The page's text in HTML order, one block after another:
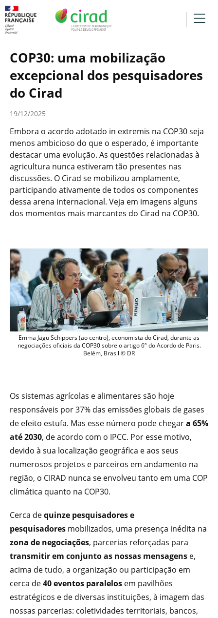
COP30: uma mobilização
excepcional dos pesquisadores
do Cirad
19/12/2025
Embora o acordo adotado in extremis na COP30 seja
menos ambicioso do que o esperado, é importante
destacar uma evolução. As questões relacionadas à
agricultura nunca estiveram tão presentes nas
discussões. O Cirad se mobilizou amplamente,
participando ativamente de todos os componentes
dessa arena internacional. Veja em imagens alguns
dos momentos mais marcantes do Cirad na COP30.
emma jagu schippers Cirad RINGO
Emma Jagu Schippers (ao centro), economista do Cirad, durante as
negociações oficiais da COP30 sobre o artigo 6º do Acordo de Paris.
Belém, Brasil © DR
Os sistemas agrícolas e alimentares são hoje
responsáveis por 37% das emissões globais de gases
de efeito estufa. Mas esse número pode chegara 65%
até 2030, de acordo com o IPCC. Por esse motivo,
devido à sua localização geográfica e aos seus
numerosos projetos e parceiros em andamento na
região, o CIRAD nunca se envolveu tanto em uma COP
climática quanto na COP30.
Cerca dequinze pesquisadores e
pesquisadores mobilizados, uma presença inédita na
zona de negociações, parcerias reforçadas para
transmitir em conjunto as nossas mensagens e,
acima de tudo, a organização ou participação em
cerca de40 eventos paralelos em pavilhões
estratégicos e de diversas instituições, à imagem das
nossas parcerias: coletividades territoriais, bancos,